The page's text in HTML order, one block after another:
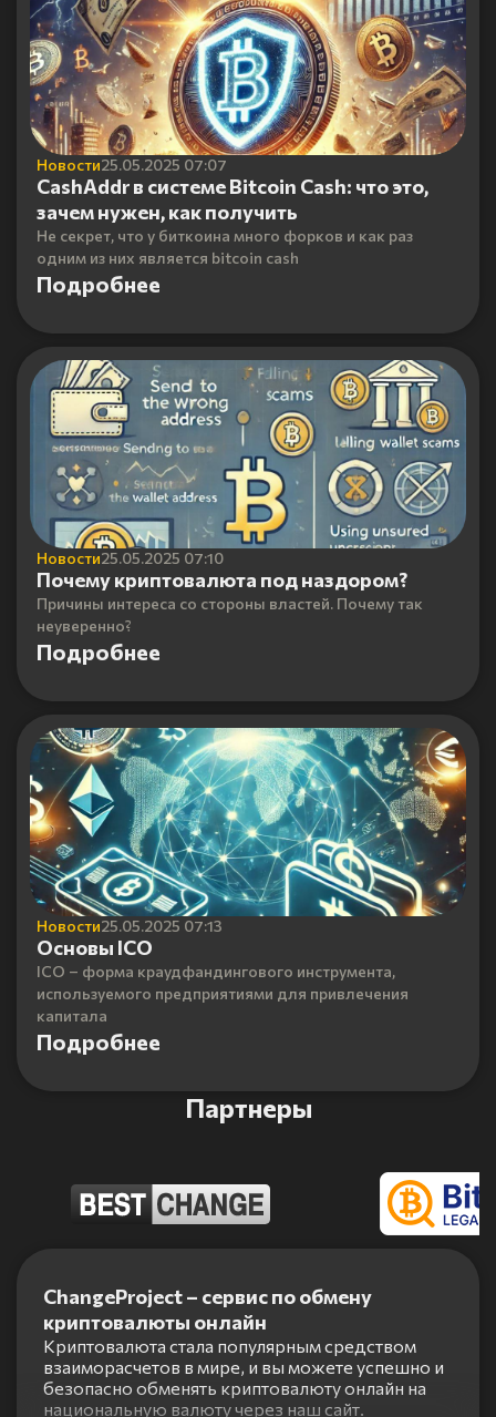
Новости25.05.2025 07:07
CashAddr в системе Bitcoin Cash: что это,
зачем нужен, как получить
Не секрет, что у биткоина много форков и как раз
одним из них является bitcoin cash
Подробнее
Новости25.05.2025 07:10
Почему криптовалюта под наздором?
Причины интереса со стороны властей. Почему так
неуверенно?
Подробнее
Новости25.05.2025 07:13
Основы ICO
ICO – форма краудфандингового инструмента,
используемого предприятиями для привлечения
капитала
Подробнее
Партнеры
ChangeProject – сервис по обмену
криптовалюты онлайн
Криптовалюта стала популярным средством
взаиморасчетов в мире, и вы можете успешно и
безопасно обменять криптовалюту онлайн на
национальную валюту через наш сайт.